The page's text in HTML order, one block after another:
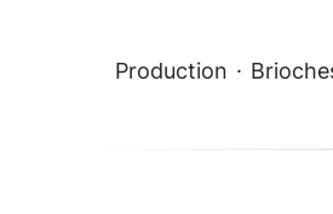
Production ·